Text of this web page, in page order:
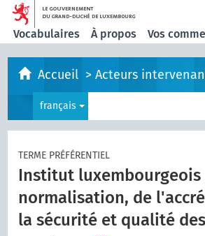
Vocabulaires À propos Vos
Accueil >Acteurs intervenant dans
français
TERME PRÉFÉRENTIEL
Institut luxembourgeois
normalisation, de
la sécurité et qualité